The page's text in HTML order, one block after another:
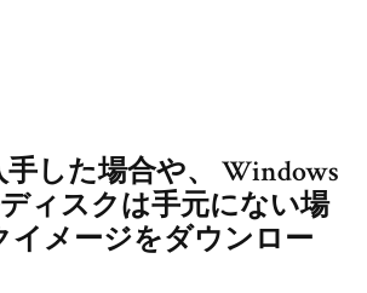
した場合や、 Windows
ィスクは手元にない場
イメージをダウンロー